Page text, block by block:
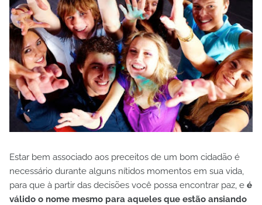
Estar bem associado aos preceitos de um bom cidadão é
necessário durante alguns nítidos momentos em sua vida,
para que à partir das decisões você possa encontrar paz, e é
válido o nome mesmo para aqueles que estão ansiando